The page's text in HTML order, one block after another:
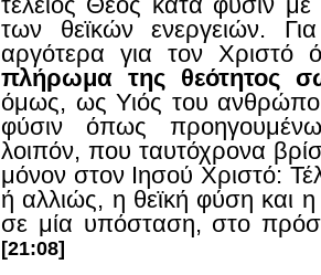
των θεϊκών ενεργειών.
αργότερα για τον Χριστό
πλήρωμα της θεότητος
όμως, ως Υιός του
φύσιν όπως
λοιπόν, που ταυτόχρονα
μόνον στον Ιησού Χριστό:
ή αλλιώς, η θεϊκή φύση και
σε μία υπόσταση, στο
[21:08]